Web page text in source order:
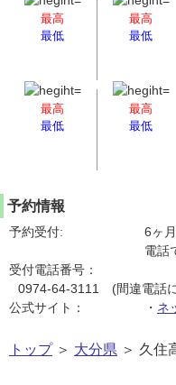
最高
最低
最高
最低
最高
最低
最高
最低
予約情報
予約受付:
6ヶ
電話
受付電話番号：
0974-64-3111 (間違電話
公式サイト：
・ ネ
トップ＞ 大分県 ＞ 久住